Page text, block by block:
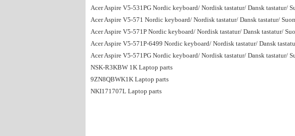
Acer Aspire V5-531PG Nordic keyboard/ Nordisk tastatur/ Dansk tastatur/
Acer Aspire V5-571 Nordic keyboard/ Nordisk tastatur/ Dansk tastatur/
Acer Aspire V5-571P Nordic keyboard/ Nordisk tastatur/ Dansk tastatur/
Acer Aspire V5-571P-6499 Nordic keyboard/ Nordisk tastatur/ Dansk
Acer Aspire V5-571PG Nordic keyboard/ Nordisk tastatur/ Dansk tastatur/
NSK-R3KBW 1K Laptop parts
9ZN8QBWK1K Laptop parts
NKI171707L Laptop parts